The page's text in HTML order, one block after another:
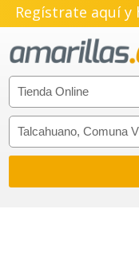
Regístrate aquí y